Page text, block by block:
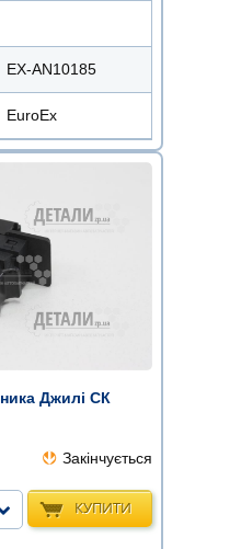
EX-AN10185
EuroEx
Джилі СК
Закінчується
КУПИТИ